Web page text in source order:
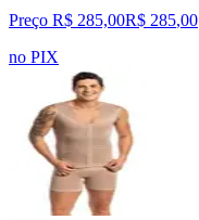
Preço R$ 285,00R$ 285,00
no PIX